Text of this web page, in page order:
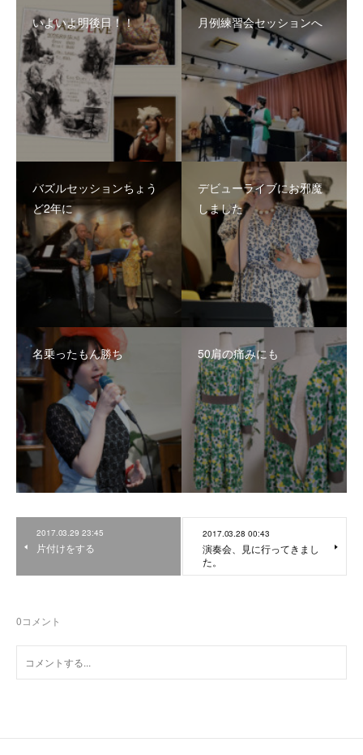
いよいよ明後日！！ 月例練習会セッションへ
バズルセッションちょう
ど2年に
デビューライブにお邪魔
しました
名乗ったもん勝ち 50肩の痛みにも
2017.03.29 23:45
片付けをする
2017.03.28 00:43
演奏会、見に行ってきまし
た。
0コメント